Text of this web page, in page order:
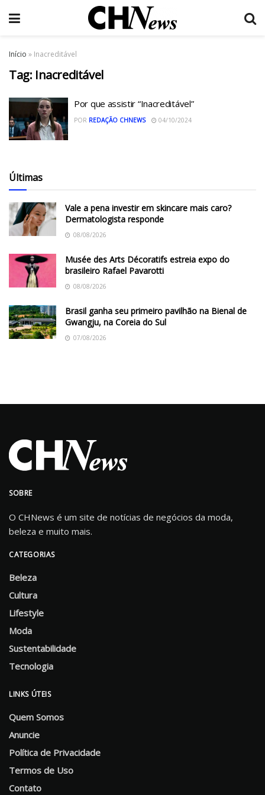
Início » Inacreditável
Tag: Inacreditável
Por que assistir “Inacreditável”
POR REDAÇÃO CHNEWS 04/10/2024
Últimas
Vale a pena investir em skincare mais caro?
Dermatologista responde
08/08/2026
Musée des Arts Décoratifs estreia expo do
brasileiro Rafael Pavarotti
08/08/2026
Brasil ganha seu primeiro pavilhão na Bienal de
Gwangju, na Coreia do Sul
07/08/2026
SOBRE
O CHNews é um site de notícias de negócios da moda,
beleza e muito mais.
CATEGORIAS
Beleza
Cultura
Lifestyle
Moda
Sustentabilidade
Tecnologia
LINKS ÚTEIS
Quem Somos
Anuncie
Política de Privacidade
Termos de Uso
Contato